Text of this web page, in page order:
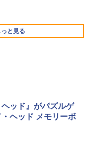
512GB/ホワイト) FM
と見る
式テキスト 第４版
(16GB) 7イ
、広告なし、ブラッ
ッド』がパズルゲ
ヘッド メモリーボ